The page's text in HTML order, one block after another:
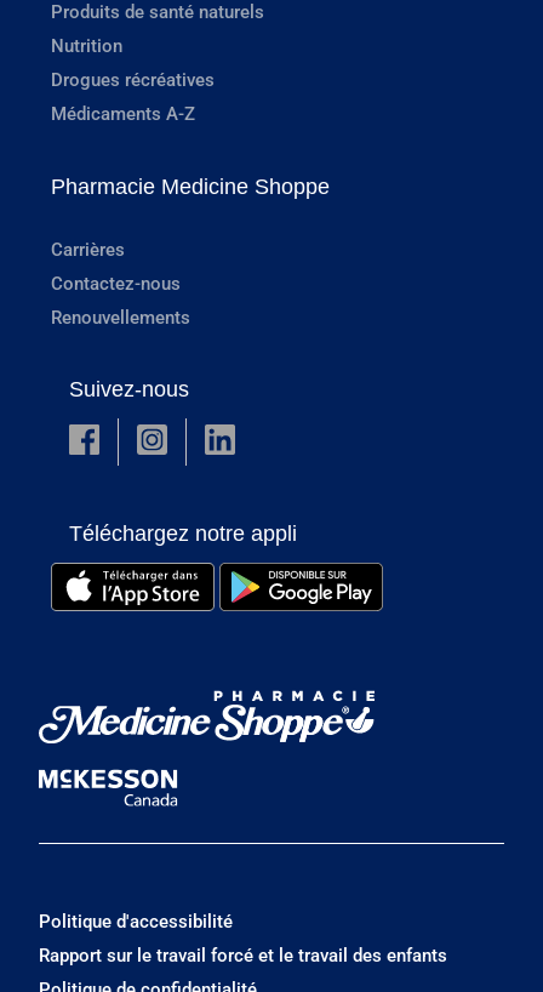
Produits de santé naturels
Nutrition
Drogues récréatives
Médicaments A-Z
Pharmacie Medicine Shoppe
Carrières
Contactez-nous
Renouvellements
Suivez-nous
Téléchargez notre appli
Politique d'accessibilité
Rapport sur le travail forcé et le travail des enfants